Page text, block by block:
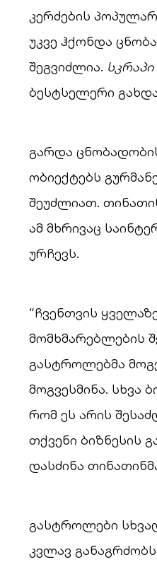
კერძების
უკვე ჰქონდა
შეგვიძლია. სკრაპი
ბესტსელერი
გარდა
ობიექტებს
შეუძლიათ.
ამ მხრივაც
ურჩევს.
“ჩვენთვის
მომხმარებლების
გასტროლებმა
მოგვესმინა. სხვა
რომ ეს არის
თქვენი ბიზნესის
დასძინა
გასტროლები
კვლავ